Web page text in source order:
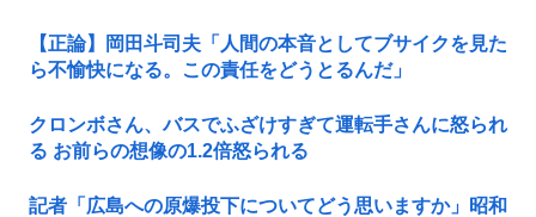
【正論】岡田斗司夫「人間の本音としてブサイクを見た
ら不愉快になる。この責任をどうとるんだ」
クロンボさん、バスでふざけすぎて運転手さんに怒られ
る お前らの想像の1.2倍怒られる
記者「広島への原爆投下についてどう思いますか」昭和